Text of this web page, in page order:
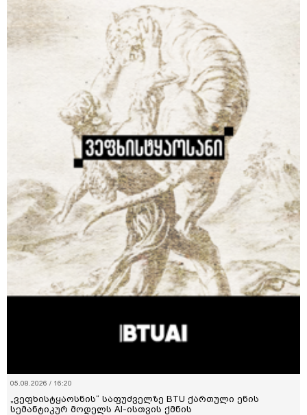
05.08.2026 / 16:20
„ვეფხისტყაოსნის“ საფუძველზე BTU ქართული ენის
სემანტიკურ მოდელს AI-ისთვის ქმნის